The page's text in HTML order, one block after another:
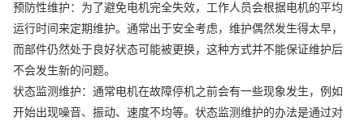
预防性维护：为了避免电机完全失效，工作人员会根据电机的平均
运行时间来定期维护。通常出于安全考虑，维护偶然发生得太早，
而部件仍然处于良好状态可能被更换，这种方式并不能保证维护后
不会发生新的问题。
状态监测维护：通常电机在故障停机之前会有一些现象发生，例如
开始出现噪音、振动、速度不均等。状态监测维护的办法是通过对